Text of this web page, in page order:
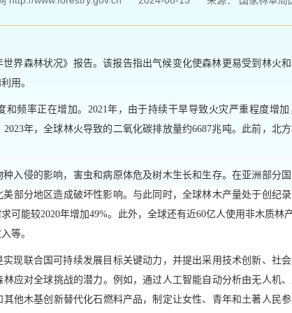
界森林状况》报告。该报告指出气候变化使森林更易受到林火
用。
和频率正在增加。2021年，由于持续干旱导致火灾严重程度增
年，全球林火导致的二氧化碳排放量约6687兆吨。此前，北
入侵的影响，害虫和病原体危及树木生长和生存。在亚洲部分
部分地区造成破坏性影响。与此同时，全球林木产量处于创纪
可能较2020年增加49%。此外，全球还有近60亿人使用非木质林
等。
现联合国可持续发展目标关键动力，并提出采用技术创新、社
应对全球挑战的潜力。例如，通过人工智能自动分析由无人机
他木基创新替代化石燃料产品，制定让女性、青年和土著人民